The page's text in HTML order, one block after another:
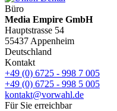
Büro
Media Empire GmbH
Hauptstrasse 54
55437 Appenheim
Deutschland
Kontakt
+49 (0) 6725 - 998 7 005
+49 (0) 6725 - 998 5 005
kontakt@vorwahl.de
Für Sie erreichbar